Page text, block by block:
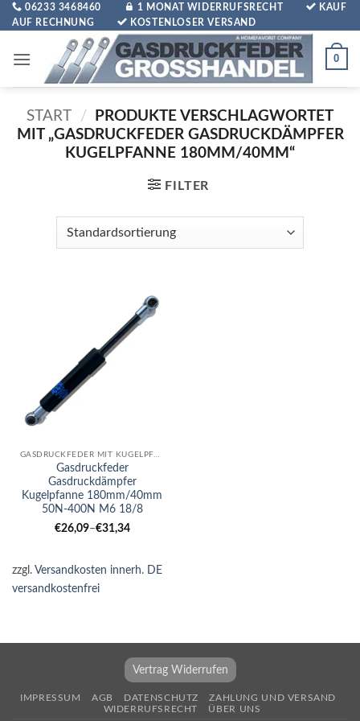
Zum
Inhalt
06233 3468460 1 MONAT WIDERRUFSRECHT
KAUF
AUF RECHNUNG
KOSTENLOSER VERSAND
0
START /
PRODUKTE VERSCHLAGWORTET
MIT „GASDRUCKFEDER GASDRUCKDÄMPFER
KUGELPFANNE 180MM/40MM“
FILTER
GASDRUCKFEDER MIT KUGELPFANNE
Gasdruckfeder
Gasdruckdämpfer
Kugelpfanne 180mm/40mm
50N-400N M6 18/8
€26,09–€31,34
zzgl. Versandkosten innerh. DE
versandkostenfrei
Vertrag Widerrufen
IMPRESSUM AGB DATENSCHUTZ
ZAHLUNG UND VERSAND
WIDERRUFSRECHT
ÜBER UNS